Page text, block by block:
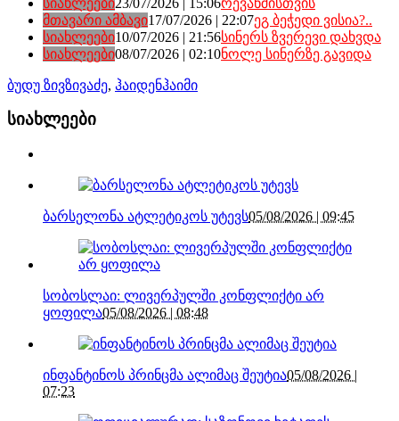
მთავარი ამბავი17/07/2026 | 22:07ეგ ბეჭედი ვისია?..
სიახლეები10/07/2026 | 21:56სინერს ზვერევი დახვდა
სიახლეები08/07/2026 | 02:10ნოლე სინერზე გავიდა
ბუდუ ზივზივაძე, ჰაიდენჰაიმი
სიახლეები
ბარსელონა ატლეტიკოს უტევს05/08/2026 | 09:45
სობოსლაი: ლივერპულში კონფლიქტი არ
ყოფილა05/08/2026 | 08:48
ინფანტინოს პრინცმა ალიმაც შეუტია05/08/2026 |
07:23